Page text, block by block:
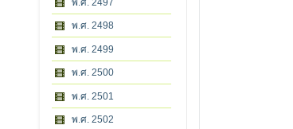
พ.ศ. 2497
พ.ศ. 2498
พ.ศ. 2499
พ.ศ. 2500
พ.ศ. 2501
พ.ศ. 2502